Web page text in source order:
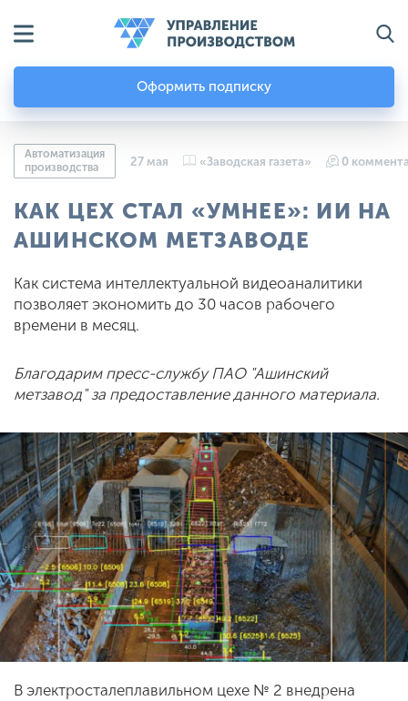
Оформить подписку
Автоматизация
производства
27 мая «Заводская газета» 0
КАК ЦЕХ СТАЛ «УМНЕЕ»: ИИ НА
АШИНСКОМ МЕТЗАВОДЕ
Как система интеллектуальной видеоаналитики
позволяет экономить до 30 часов рабочего
времени в месяц.
Благодарим пресс-службу ПАО "Ашинский
метзавод" за предоставление данного материала.
В электросталеплавильном цехе № 2 внедрена